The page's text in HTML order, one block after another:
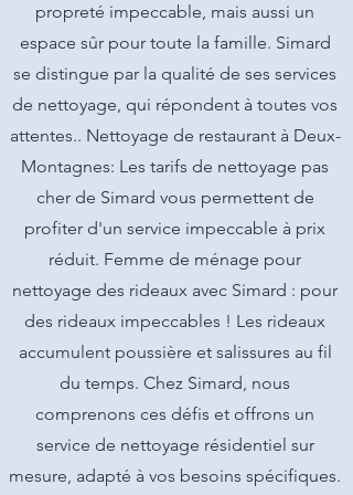
propreté impeccable, mais aussi un
espace sûr pour toute la famille. Simard
se distingue par la qualité de ses services
de nettoyage, qui répondent à toutes vos
attentes.. Nettoyage de restaurant à Deux-
Montagnes: Les tarifs de nettoyage pas
cher de Simard vous permettent de
profiter d'un service impeccable à prix
réduit. Femme de ménage pour
nettoyage des rideaux avec Simard : pour
des rideaux impeccables ! Les rideaux
accumulent poussière et salissures au fil
du temps. Chez Simard, nous
comprenons ces défis et offrons un
service de nettoyage résidentiel sur
mesure, adapté à vos besoins spécifiques.